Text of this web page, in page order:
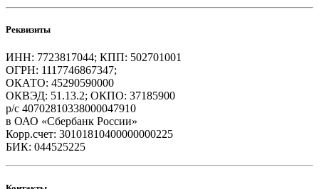
Реквизиты
ИНН: 7723817044; КПП: 502701001
ОГРН: 1117746867347;
ОКАТО: 45290590000
ОКВЭД: 51.13.2; ОКПО: 37185900
р/с 40702810338000047910
в ОАО «Сбербанк России»
Корр.счет: 30101810400000000225
БИК: 044525225